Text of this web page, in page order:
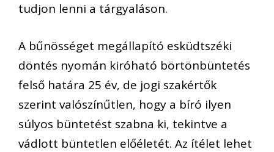
tudjon lenni a tárgyaláson.
A bűnösséget megállapító esküdtszéki
döntés nyomán kiróható börtönbüntetés
felső határa 25 év, de jogi szakértők
szerint valószínűtlen, hogy a bíró ilyen
súlyos büntetést szabna ki, tekintve a
vádlott büntetlen előéletét. Az ítélet lehet